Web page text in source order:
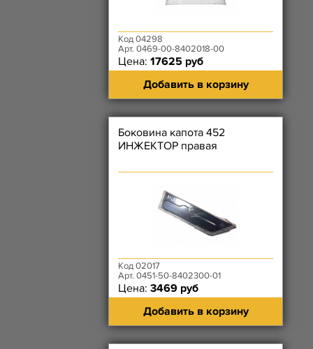
Код 04298
Арт. 0469-00-8402018-00
Цена: 17625 руб
Добавить в корзину
Боковина капота 452
ИНЖЕКТОР правая
Код 02017
Арт. 0451-50-8402300-01
Цена: 3469 руб
Добавить в корзину